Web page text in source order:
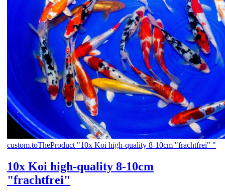
custom.toTheProduct "10x Koi high-quality 8-10cm "frachtfrei" "
10x Koi high-quality 8-10cm
"frachtfrei"